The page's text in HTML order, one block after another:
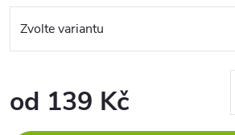
od 139 Kč